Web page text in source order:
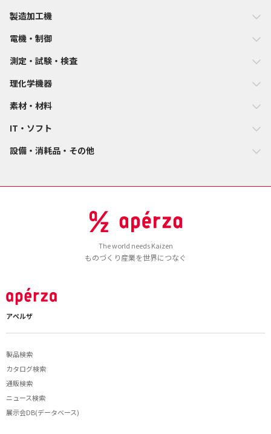
製造加工機
電機・制御
測定・試験・検査
理化学機器
素材・材料
IT・ソフト
設備・消耗品・その他
The world needs Kaizen
ものづくり産業を世界につなぐ
アペルザ
製品検索
カタログ検索
通販検索
ニュース検索
展示会DB(データベース)